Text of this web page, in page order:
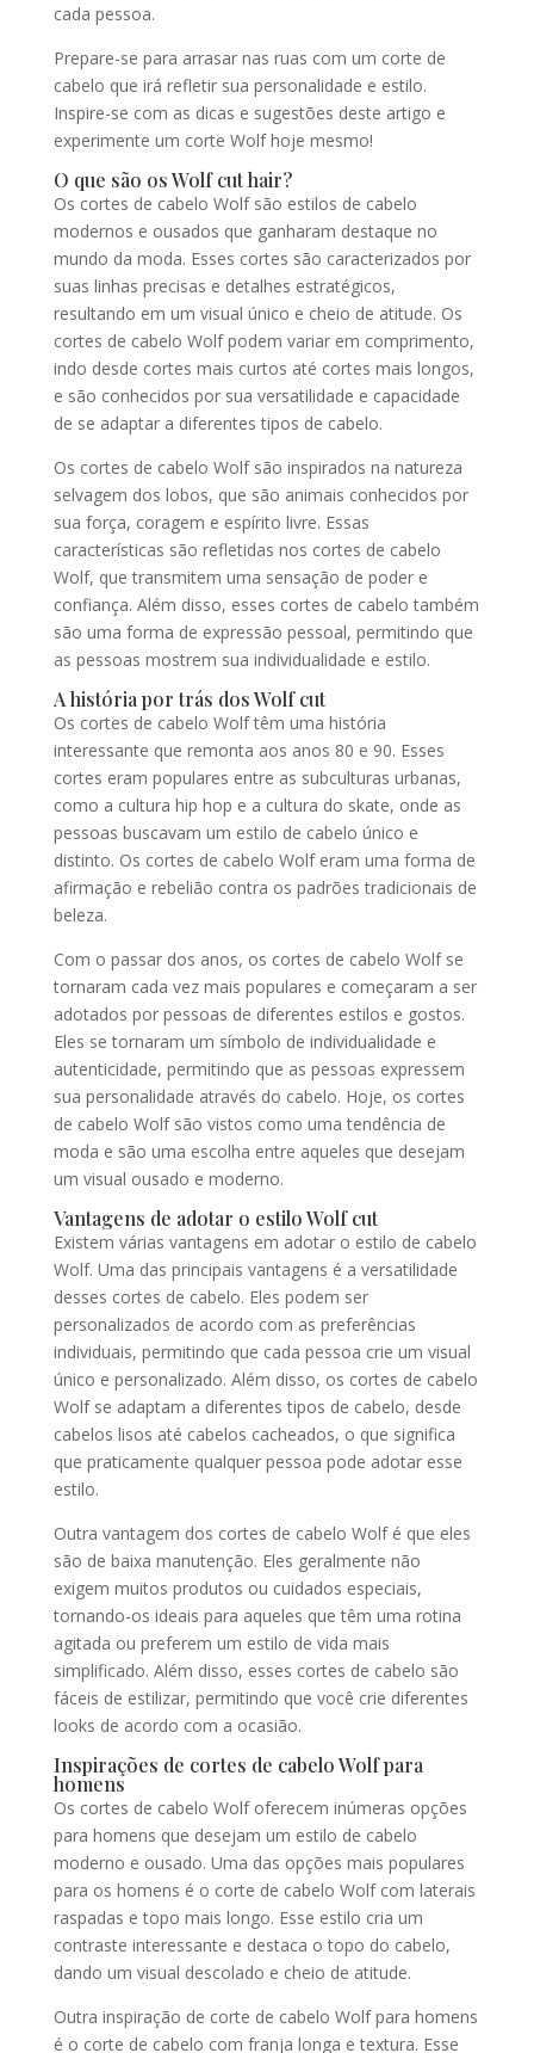
cada pessoa.
Prepare-se para arrasar nas ruas com um corte de
cabelo que irá refletir sua personalidade e estilo.
Inspire-se com as dicas e sugestões deste artigo e
experimente um corte Wolf hoje mesmo!
O que são os Wolf cut hair?
Os cortes de cabelo Wolf são estilos de cabelo
modernos e ousados que ganharam destaque no
mundo da moda. Esses cortes são caracterizados por
suas linhas precisas e detalhes estratégicos,
resultando em um visual único e cheio de atitude. Os
cortes de cabelo Wolf podem variar em comprimento,
indo desde cortes mais curtos até cortes mais longos,
e são conhecidos por sua versatilidade e capacidade
de se adaptar a diferentes tipos de cabelo.
Os cortes de cabelo Wolf são inspirados na natureza
selvagem dos lobos, que são animais conhecidos por
sua força, coragem e espírito livre. Essas
características são refletidas nos cortes de cabelo
Wolf, que transmitem uma sensação de poder e
confiança. Além disso, esses cortes de cabelo também
são uma forma de expressão pessoal, permitindo que
as pessoas mostrem sua individualidade e estilo.
A história por trás dos Wolf cut
Os cortes de cabelo Wolf têm uma história
interessante que remonta aos anos 80 e 90. Esses
cortes eram populares entre as subculturas urbanas,
como a cultura hip hop e a cultura do skate, onde as
pessoas buscavam um estilo de cabelo único e
distinto. Os cortes de cabelo Wolf eram uma forma de
afirmação e rebelião contra os padrões tradicionais de
beleza.
Com o passar dos anos, os cortes de cabelo Wolf se
tornaram cada vez mais populares e começaram a ser
adotados por pessoas de diferentes estilos e gostos.
Eles se tornaram um símbolo de individualidade e
autenticidade, permitindo que as pessoas expressem
sua personalidade através do cabelo. Hoje, os cortes
de cabelo Wolf são vistos como uma tendência de
moda e são uma escolha entre aqueles que desejam
um visual ousado e moderno.
Vantagens de adotar o estilo Wolf cut
Existem várias vantagens em adotar o estilo de cabelo
Wolf. Uma das principais vantagens é a versatilidade
desses cortes de cabelo. Eles podem ser
personalizados de acordo com as preferências
individuais, permitindo que cada pessoa crie um visual
único e personalizado. Além disso, os cortes de cabelo
Wolf se adaptam a diferentes tipos de cabelo, desde
cabelos lisos até cabelos cacheados, o que significa
que praticamente qualquer pessoa pode adotar esse
estilo.
Outra vantagem dos cortes de cabelo Wolf é que eles
são de baixa manutenção. Eles geralmente não
exigem muitos produtos ou cuidados especiais,
tornando-os ideais para aqueles que têm uma rotina
agitada ou preferem um estilo de vida mais
simplificado. Além disso, esses cortes de cabelo são
fáceis de estilizar, permitindo que você crie diferentes
looks de acordo com a ocasião.
Inspirações de cortes de cabelo Wolf para
homens
Os cortes de cabelo Wolf oferecem inúmeras opções
para homens que desejam um estilo de cabelo
moderno e ousado. Uma das opções mais populares
para os homens é o corte de cabelo Wolf com laterais
raspadas e topo mais longo. Esse estilo cria um
contraste interessante e destaca o topo do cabelo,
dando um visual descolado e cheio de atitude.
Outra inspiração de corte de cabelo Wolf para homens
é o corte de cabelo com franja longa e textura. Esse